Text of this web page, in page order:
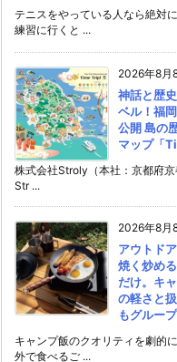
テニスをやっている人なら絶対
練習に行くと ...
2026年8月
神話と歴
ベル！福
公開 島の
マップ「
株式会社Stroly（本社：京都府
Str ...
2026年8月
アウトド
焼く炒め
だけ。キ
の軽さと
もグルー
キャンプ飯のクオリティを劇的
外で食べるご ...